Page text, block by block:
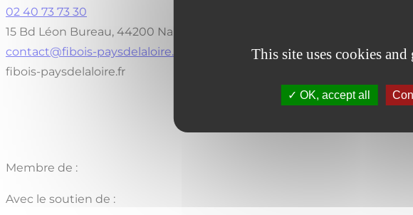
This site uses cookies
OK, accept all
02 40 73 73 30
15 Bd Léon Bureau, 44200 Nantes
contact@fibois-paysdelaloire.fr
fibois-paysdelaloire.fr
Membre de :
Avec le soutien de :